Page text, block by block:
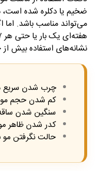
می‌تواند مناسب باشد.
هفته‌ای یک بار یا حتی هر ۷ تا ۱۰ روز یک بار کافی باشد
نشانه‌های استفاده بیش
چرب شدن سریع
کم شدن حجم مو
سنگین شدن
کدر شدن ظاهر
حالت نگرفتن